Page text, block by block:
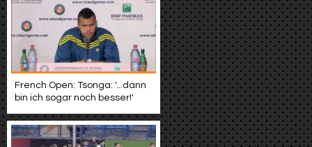
French Open: Tsonga: '...dann
bin ich sogar noch besser!'